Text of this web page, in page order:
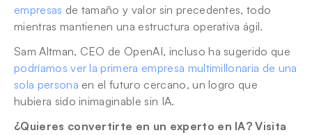
empresas de tamaño y valor sin precedentes, todo
mientras mantienen una estructura operativa ágil.
podríamos ver la primera empresa multimillonaria de una
sola persona en el futuro cercano, un logro que
hubiera sido inimaginable sin IA.
¿Quieres convertirte en un experto en IA? Visita